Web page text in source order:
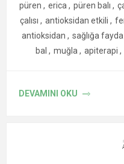
Canli K. et al.
Antimicrobial Activity
Coskun S. et al.
Origanum onites
tabak kullanın.
Budama: Biberiye
büyür. İlkbahar ve
tehlikesi varsa iç
Saksıda yetişen biberiye,
bir seçenektir. Bu şekilde
püren , erica , püren balı ,
çalısı , antioksidan etkili ,
antioksidan , sağlığa fayda
bal , muğla , apiterapi ,
DEVAMINI OKU